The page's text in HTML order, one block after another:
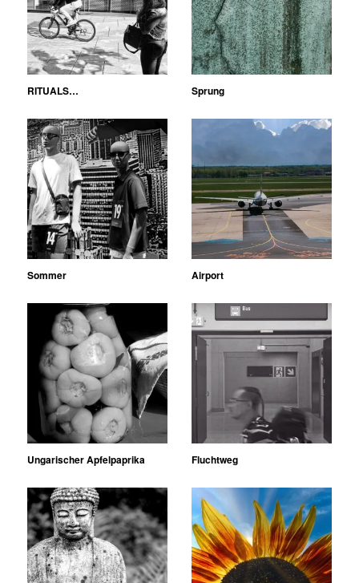
RITUALS… Sprung
Sommer Airport
Ungarischer Apfelpaprika Fluchtweg